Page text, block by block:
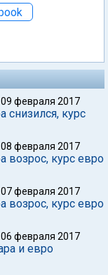
09 февраля 2017
снизился, курс
08 февраля 2017
возрос, курс евро
07 февраля 2017
возрос, курс евро
06 февраля 2017
и евро